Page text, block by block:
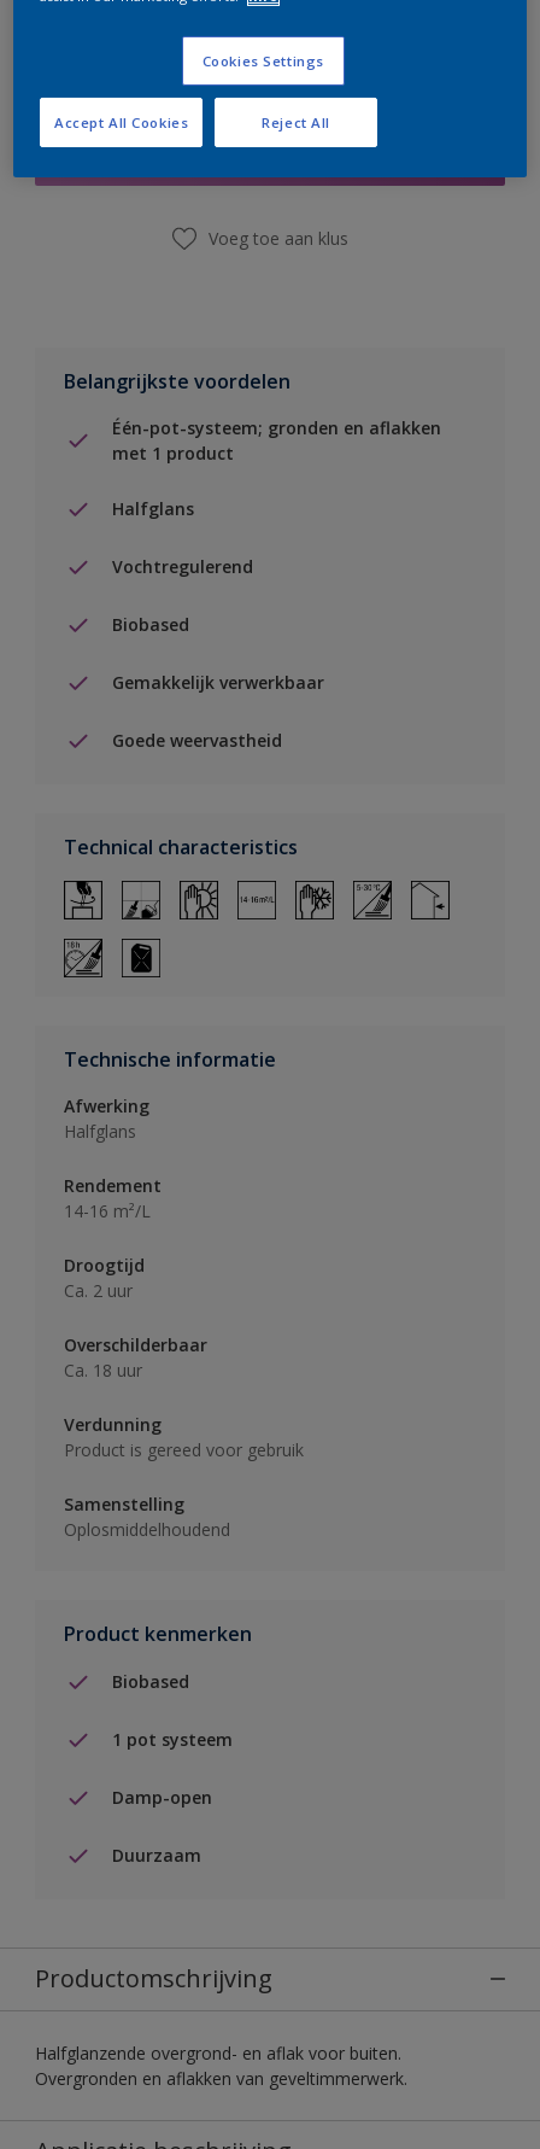
Boodschappenlijst
Voeg toe aan klus
Belangrijkste voordelen
Één-pot-systeem; gronden en aflakken
met 1 product
Halfglans
Vochtregulerend
Biobased
Gemakkelijk verwerkbaar
Goede weervastheid
Technical characteristics
Technische informatie
Afwerking
Halfglans
Rendement
14-16 m²/L
Droogtijd
Ca. 2 uur
Overschilderbaar
Ca. 18 uur
Verdunning
Product is gereed voor gebruik
Samenstelling
Oplosmiddelhoudend
Product kenmerken
Biobased
1 pot systeem
Damp-open
Duurzaam
Productomschrijving
Halfglanzende overgrond- en aflak voor buiten.
Overgronden en aflakken van geveltimmerwerk.
Cookies Settings
Reject All
Accept All Cookies